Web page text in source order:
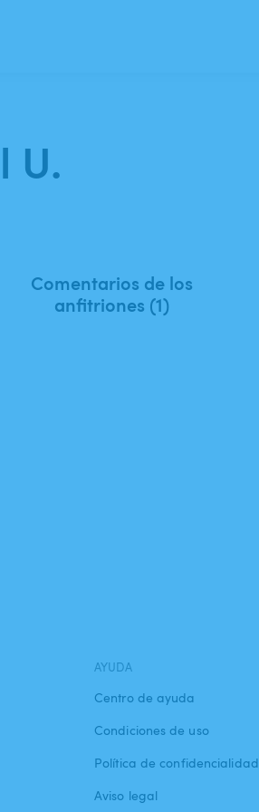
U.
Comentarios de los
anfitriones (1)
AYUDA
Centro de ayuda
Condiciones de uso
Política de confidencialidad
Aviso legal